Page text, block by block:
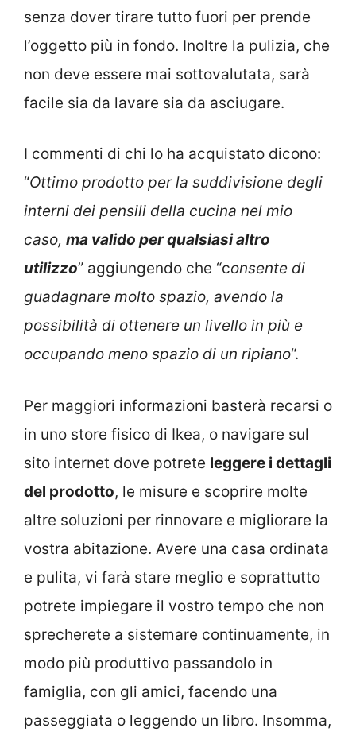
senza dover tirare tutto fuori per prende
l’oggetto più in fondo. Inoltre la pulizia, che
non deve essere mai sottovalutata, sarà
facile sia da lavare sia da asciugare.
I commenti di chi lo ha acquistato dicono:
“Ottimo prodotto per la suddivisione degli
interni dei pensili della cucina nel mio
caso, ma valido per qualsiasi altro
utilizzo” aggiungendo che “consente di
guadagnare molto spazio, avendo la
possibilità di ottenere un livello in più e
occupando meno spazio di un ripiano“.
Per maggiori informazioni basterà recarsi o
in uno store fisico di Ikea, o navigare sul
sito internet dove potrete leggere i dettagli
del prodotto, le misure e scoprire molte
altre soluzioni per rinnovare e migliorare la
vostra abitazione. Avere una casa ordinata
e pulita, vi farà stare meglio e soprattutto
potrete impiegare il vostro tempo che non
sprecherete a sistemare continuamente, in
modo più produttivo passandolo in
famiglia, con gli amici, facendo una
passeggiata o leggendo un libro. Insomma,